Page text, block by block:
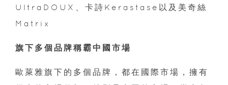
UltraDOUX、卡詩Kerastase以及美奇絲
Matrix
旗下多個品牌稱霸中國市場
歐萊雅旗下的多個品牌，都在國際市場，擁有